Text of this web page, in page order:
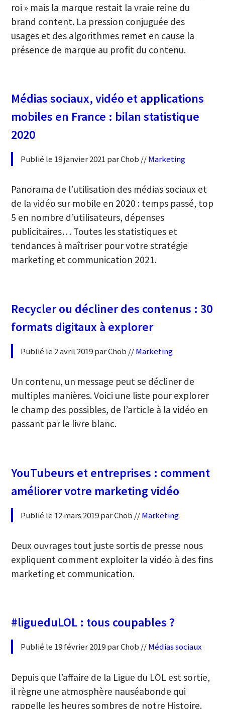
roi » mais la marque restait la vraie reine du
brand content. La pression conjuguée des
usages et des algorithmes remet en cause la
présence de marque au profit du contenu.
Médias sociaux, vidéo et applications
mobiles en France : bilan statistique
2020
Publié le 19 janvier 2021 par Chob //Marketing
Panorama de l’utilisation des médias sociaux et
de la vidéo sur mobile en 2020 : temps passé, top
5 en nombre d’utilisateurs, dépenses
publicitaires… Toutes les statistiques et
tendances à maîtriser pour votre stratégie
marketing et communication 2021.
Recycler ou décliner des contenus : 30
formats digitaux à explorer
Publié le 2 avril 2019 par Chob //Marketing
Un contenu, un message peut se décliner de
multiples manières. Voici une liste pour explorer
le champ des possibles, de l’article à la vidéo en
passant par le livre blanc.
YouTubeurs et entreprises : comment
améliorer votre marketing vidéo
Publié le 12 mars 2019 par Chob //Marketing
Deux ouvrages tout juste sortis de presse nous
expliquent comment exploiter la vidéo à des fins
marketing et communication.
#ligueduLOL : tous coupables ?
Publié le 19 février 2019 par Chob //Médias sociaux
Depuis que l’affaire de la Ligue du LOL est sortie,
il règne une atmosphère nauséabonde qui
rappelle les heures sombres de notre Histoire.